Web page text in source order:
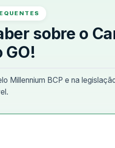
sobre o
GO!
Millennium BCP e na